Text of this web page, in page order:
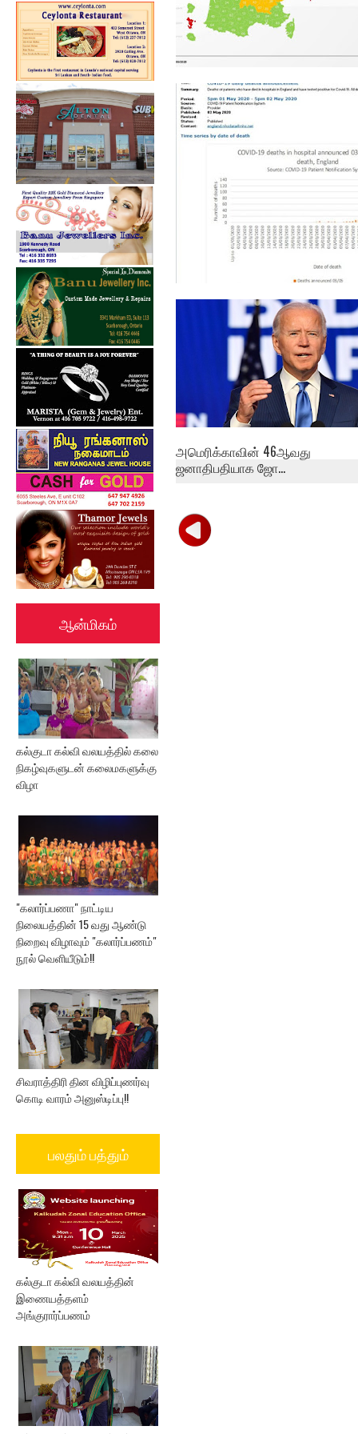
ஆன்மிகம்
கல்குடா கல்வி வலயத்தில் கலை
நிகழ்வுகளுடன் கலைமகளுக்கு
விழா
"கலார்ப்பணா" நாட்டிய
நிலையத்தின் 15 வது ஆண்டு
நிறைவு விழாவும் "கலார்ப்பணம்"
நூல் வெளியீடும்!!
சிவராத்திரி தின விழிப்புணர்வு
கொடி வாரம் அனுஸ்டிப்பு!!
பலதும் பத்தும்
கல்குடா கல்வி வலயத்தின்
இணையத்தளம்
அங்குரார்ப்பணம்
24 மணித்தியாலத்தில்,
பிரான்ஸில் 330...
நாளாந்த மரணத்தில்,
பிரிட்டனும் கீழி...
அமெரிக்காவின் 46ஆவது
ஜனாதிபதியாக ஜோ...